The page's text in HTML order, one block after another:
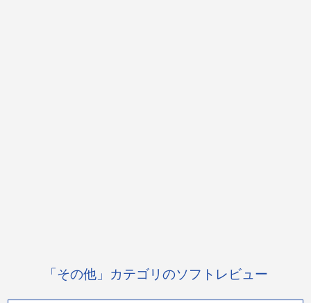
「その他」カテゴリのソフトレビュー